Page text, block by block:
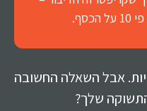
אבל השאלה החשובה
שלך?